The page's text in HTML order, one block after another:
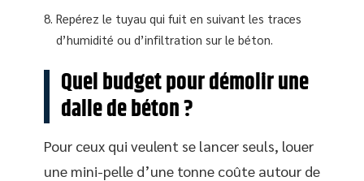
Repérez le tuyau qui fuit en suivant les traces
d’humidité ou d’infiltration sur le béton.
Quel budget pour démolir une
dalle de béton ?
Pour ceux qui veulent se lancer seuls, louer
une mini-pelle d’une tonne coûte autour de